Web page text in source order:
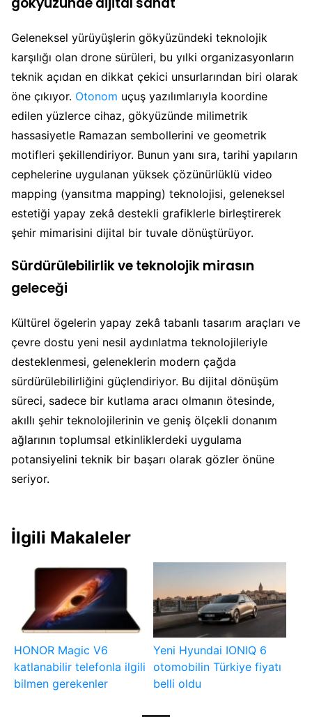
Geleneksel yürüyüşlerin gökyüzündeki teknolojik
karşılığı olan drone sürüleri, bu yılki organizasyonların
teknik açıdan en dikkat çekici unsurlarından biri olarak
öne çıkıyor. Otonom uçuş yazılımlarıyla koordine
edilen yüzlerce cihaz, gökyüzünde milimetrik
hassasiyetle Ramazan sembollerini ve geometrik
motifleri şekillendiriyor. Bunun yanı sıra, tarihi yapıların
cephelerine uygulanan yüksek çözünürlüklü video
mapping (yansıtma mapping) teknolojisi, geleneksel
estetiği yapay zekâ destekli grafiklerle birleştirerek
şehir mimarisini dijital bir tuvale dönüştürüyor.
Sürdürülebilirlik ve teknolojik mirasın
geleceği
Kültürel ögelerin yapay zekâ tabanlı tasarım araçları ve
çevre dostu yeni nesil aydınlatma teknolojileriyle
desteklenmesi, geleneklerin modern çağda
sürdürülebilirliğini güçlendiriyor. Bu dijital dönüşüm
süreci, sadece bir kutlama aracı olmanın ötesinde,
akıllı şehir teknolojilerinin ve geniş ölçekli donanım
ağlarının toplumsal etkinliklerdeki uygulama
potansiyelini teknik bir başarı olarak gözler önüne
seriyor.
İlgili Makaleler
HONOR Magic V6
katlanabilir telefonla ilgili
bilmen gerekenler
Yeni Hyundai IONIQ 6
otomobilin Türkiye fiyatı
belli oldu